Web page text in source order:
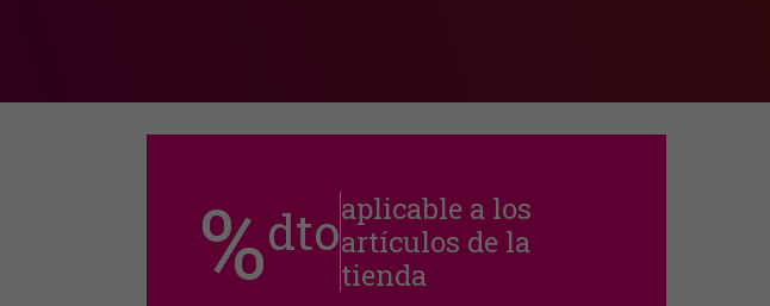
%dtoaplicable a los
artículos de la
tienda